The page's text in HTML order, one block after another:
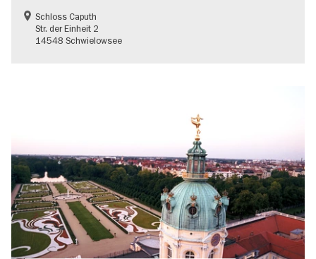
Schloss Caputh
Str. der Einheit 2
14548 Schwielowsee